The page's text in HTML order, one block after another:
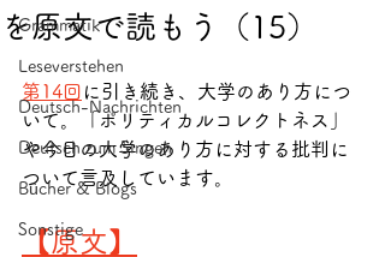
Grammatik
Leseverstehen
Deutsch-Nachrichten
Deutsch zum Singen
Bücher & Blogs
Sonstige
を原文で読もう（15）
第14回 に引き続き、大学のあり方につ
いて。「ポリティカルコレクトネス」
や今日の大学のあり方に対する批判に
ついて言及しています。
【原文】